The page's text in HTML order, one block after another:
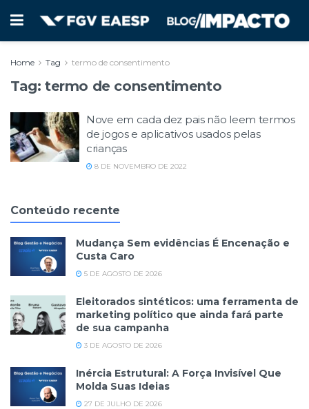
Home Tag termo de consentimento
Tag: termo de consentimento
Nove em cada dez pais não leem termos
de jogos e aplicativos usados pelas
crianças
8 DE NOVEMBRO DE 2022
Conteúdo recente
Mudança Sem evidências É Encenação e
Custa Caro
5 DE AGOSTO DE 2026
Eleitorados sintéticos: uma ferramenta de
marketing político que ainda fará parte
de sua campanha
3 DE AGOSTO DE 2026
Inércia Estrutural: A Força Invisível Que
Molda Suas Ideias
27 DE JULHO DE 2026